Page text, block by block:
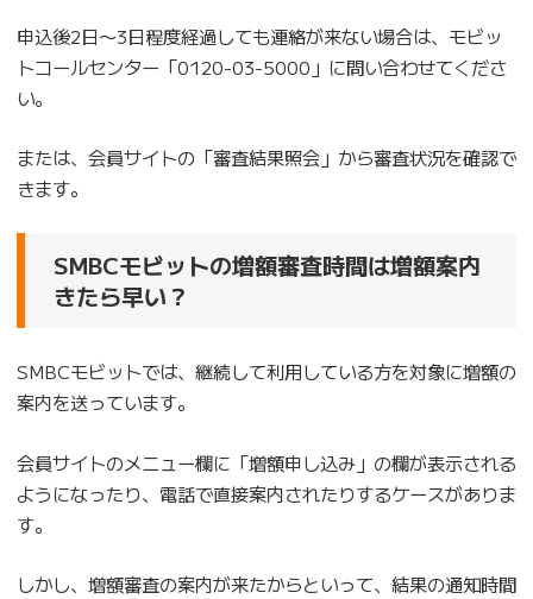
申込後2日〜3日程度経過しても連絡が来ない場合は、モビッ
トコールセンター「0120-03-5000」に問い合わせてくださ
い。
または、会員サイトの「審査結果照会」から審査状況を確認で
きます。
SMBCモビットの増額審査時間は増額案内
きたら早い？
SMBCモビットでは、継続して利用している方を対象に増額の
案内を送っています。
会員サイトのメニュー欄に「増額申し込み」の欄が表示される
ようになったり、電話で直接案内されたりするケースがありま
す。
しかし、増額審査の案内が来たからといって、結果の通知時間